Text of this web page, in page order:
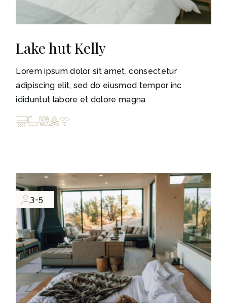
Lake hut Kelly
Lorem ipsum dolor sit amet, consectetur
adipiscing elit, sed do eiusmod tempor inc
ididuntut labore et dolore magna
3-5